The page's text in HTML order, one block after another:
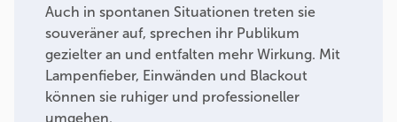
Auch in spontanen Situationen treten sie
souveräner auf, sprechen ihr Publikum
gezielter an und entfalten mehr Wirkung. Mit
Lampenfieber, Einwänden und Blackout
können sie ruhiger und professioneller
umgehen.